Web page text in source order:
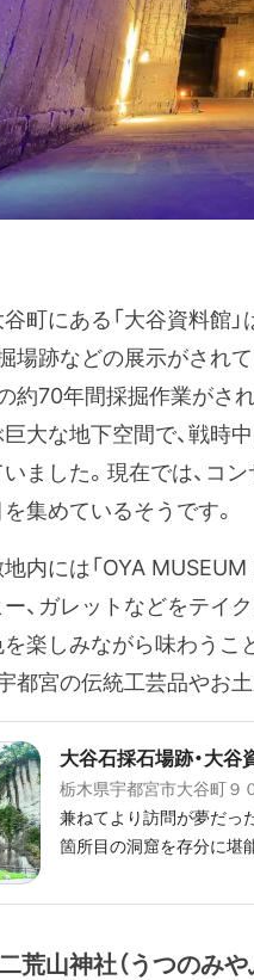
町にある「大谷資料館
場跡などの展示がされ
約70年間採掘作業がさ
大な地下空間で、戦時
ました。現在では、コ
集めているそうです。
内には「OYA
ー、ガレットなどをテイ
楽しみながら味わうこ
都宮の伝統工芸品やお
大谷石採石場跡・大谷
栃木県宇都宮市大谷町９
兼ねてより訪問が夢だった大谷資
箇所目の洞窟を存分に堪
荒山神社（うつのみ